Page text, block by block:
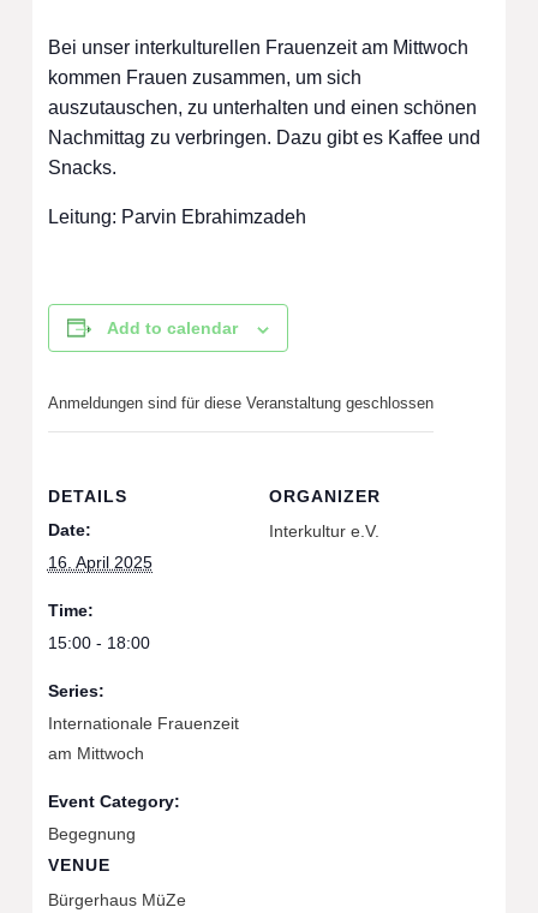
Bei unser interkulturellen Frauenzeit am Mittwoch
kommen Frauen zusammen, um sich
auszutauschen, zu unterhalten und einen schönen
Nachmittag zu verbringen. Dazu gibt es Kaffee und
Snacks.
Leitung: Parvin Ebrahimzadeh
Add to calendar
DETAILS
Date:
16. April 2025
Time:
15:00 - 18:00
Series:
Internationale Frauenzeit
am Mittwoch
Event Category:
Begegnung
VENUE
Bürgerhaus MüZe
ORGANIZER
Interkultur e.V.
Anmeldungen sind für diese Veranstaltung geschlossen